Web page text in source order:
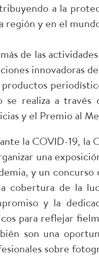
a la
región y en el
de las
innovadoras
se realiza a
y el Premio al
la COVID-19, la
una
y un
cobertura de la
y la
para reflejar
son una
sobre